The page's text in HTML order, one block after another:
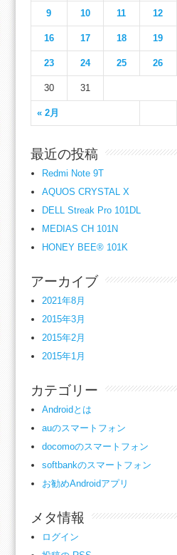
« 2月
9 10 11 12
16 17 18 19
23 24 25 26
30 31
最近の投稿
Redmi Note 9T
AQUOS CRYSTAL X
DELL Streak Pro 101DL
MEDIAS CH 101N
HONEY BEE® 101K
アーカイブ
2021年8月
2015年3月
2015年2月
2015年1月
カテゴリー
Androidとは
auのスマートフォン
docomoのスマートフォン
softbankのスマートフォン
お勧めAndroidアプリ
メタ情報
ログイン